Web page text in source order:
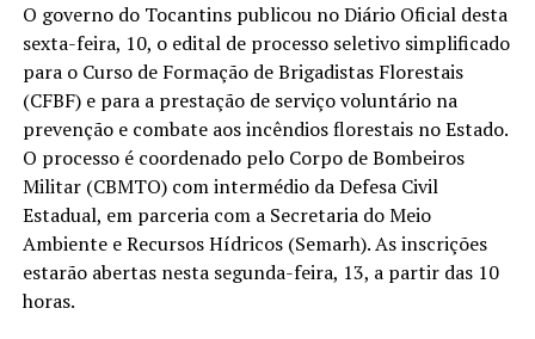
O governo do Tocantins publicou no Diário Oficial desta
sexta-feira, 10, o edital de processo seletivo simplificado
para o Curso de Formação de Brigadistas Florestais
(CFBF) e para a prestação de serviço voluntário na
prevenção e combate aos incêndios florestais no Estado.
O processo é coordenado pelo Corpo de Bombeiros
Militar (CBMTO) com intermédio da Defesa Civil
Estadual, em parceria com a Secretaria do Meio
Ambiente e Recursos Hídricos (Semarh). As inscrições
estarão abertas nesta segunda-feira, 13, a partir das 10
horas.